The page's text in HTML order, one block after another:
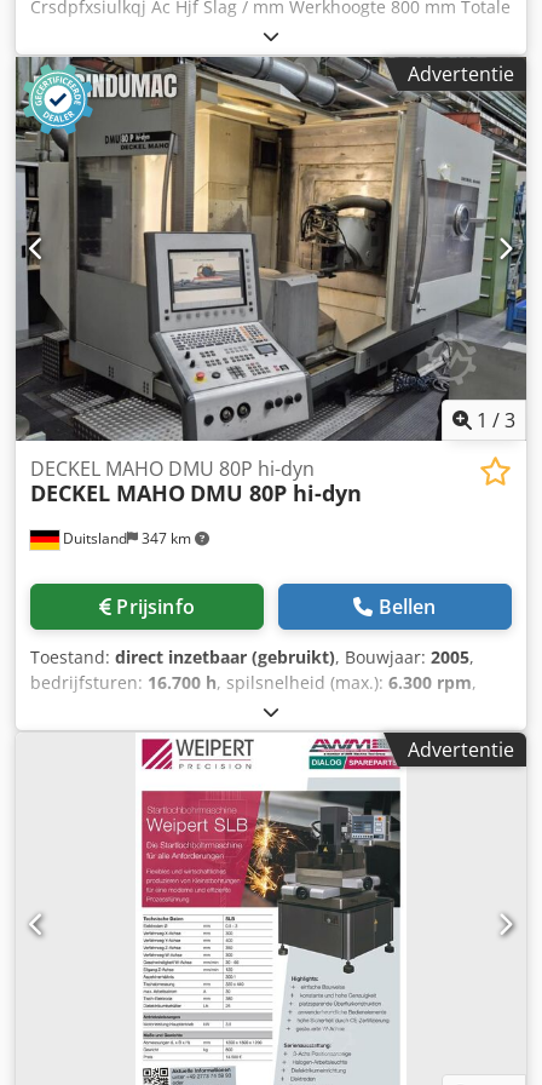
Crsdpfxsiulkqj Ac Hjf Slag / mm Werkhoogte 800 mm Totale
vermogensbehoefte 15 kW Machinegewicht ca. 11,8 t -
Tafelformaat: 1000x1000 mm - Afstand tafel/ram, grote
slag boven, verstelling boven: 800 mm Aanvullende
informatie Uitschuifbare tafel
Advertentie
1 /3
Duitsland 347 km
DECKEL MAHO DMU 80P hi-dyn
DECKEL MAHO DMU 80P hi-dyn
Prijsinfo Bellen
Toestand: direct inzetbaar (gebruikt), Bouwjaar: 2005,
bedrijfsturen: 16.700 h, spilsnelheid (max.): 6.300 rpm,
, totaalgewicht:
verplaatsingsafstand X-as:800 mm, verplaatsing Y-as:700
, verplaatsingsafstand Z-as: 600 mm,
, controller model:
, spil-motorvermogen: 16.000 W, productlengte (max.):
, tafelbelasting:600 kg, aantal assen:
assige DECKEL MAHO DMU 80P hi-dyn werd gebouwd in
2005. Hij heeft indrukwekkende verplaatsingen van 800
mm in X, 700 mm in Y en 600 mm in Z. De machine is
uitgerust met een Heidenhain iTNC 530 besturing en een
maximaal spiltoerental van 6.300 tpm. Als je op zoek bent
naar bewerkingsmogelijkheden van hoge kwaliteit,
overweeg dan het DECKEL MAHO DMU 80P hi-dyn
universeel bewerkingscentrum dat we te koop hebben.
Neem contact met ons op voor meer informatie. •
Advertentie